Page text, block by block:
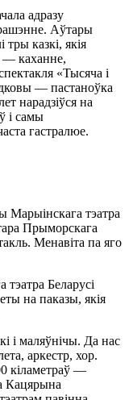
адразу
Аўтары
тры казкі, якія
— каханне,
«Тысяча і
— пастаноўка
нарадзіўся на
і самы
гастралюе.
тэатра
Прыморскага
Менавіта па яго
Беларусі
на паказы, якія
і маляўнічы. Да нас
аркестр, хор.
кіламетраў —
Кацярына